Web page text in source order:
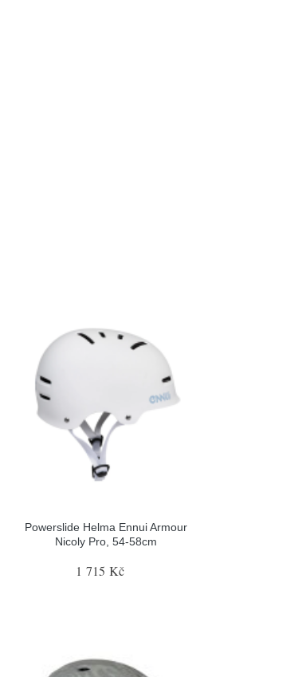
Powerslide Helma Ennui Armour
Nicoly Pro, 54-58cm
1 715 Kč